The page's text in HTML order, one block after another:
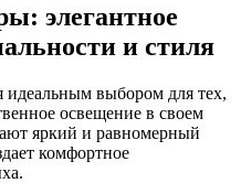
элегантное
и стиля
выбором для тех,
освещение в своем
яркий и равномерный
комфортное